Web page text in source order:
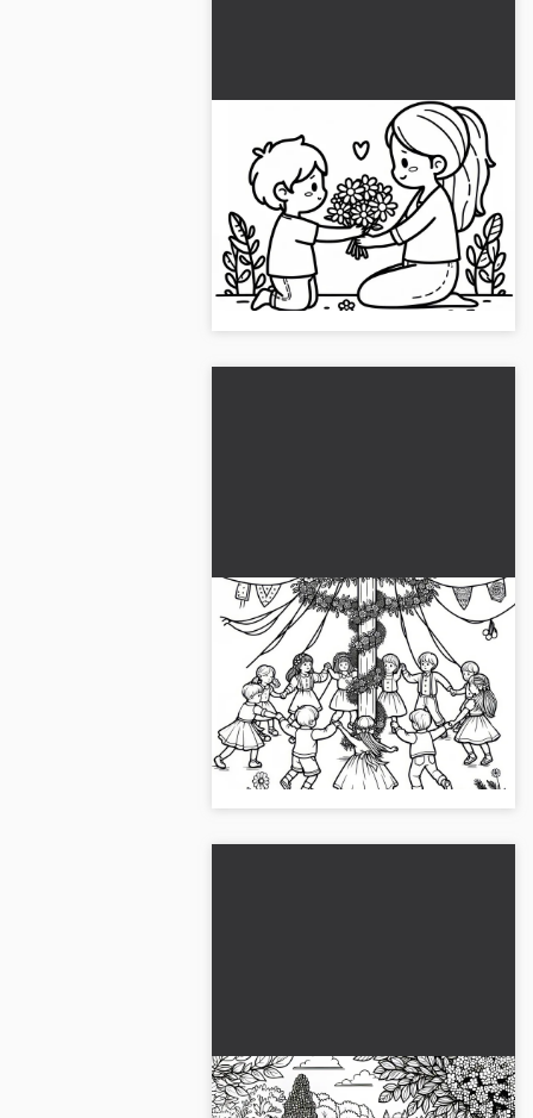
Blomster til mor på mors
dag i maj: Gratis
malebillede
Gør din mor glad med vores gratis
malebog for maj. Download billedet
eller mal det online. Bliv kreativ
nu!...
Børn danser med
blomsterkranse om
majtræet: Gratis
malebillede
Børn danser omkring en majstang
med blomsterkranse som motiv.
Gratis download eller mal ud
online. Start nu!...
Have: Have fuld af